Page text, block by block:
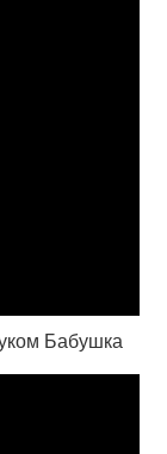
Бабушка